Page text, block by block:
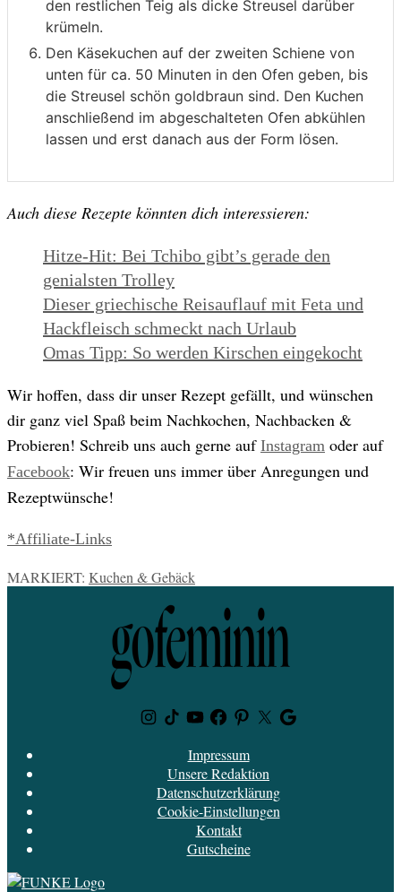
den restlichen Teig als dicke Streusel darüber
krümeln.
Den Käsekuchen auf der zweiten Schiene von
unten für ca. 50 Minuten in den Ofen geben, bis
die Streusel schön goldbraun sind. Den Kuchen
anschließend im abgeschalteten Ofen abkühlen
lassen und erst danach aus der Form lösen.
Auch diese Rezepte könnten dich interessieren:
Hitze-Hit: Bei Tchibo gibt’s gerade den
genialsten Trolley
Dieser griechische Reisauflauf mit Feta und
Hackfleisch schmeckt nach Urlaub
Omas Tipp: So werden Kirschen eingekocht
Wir hoffen, dass dir unser Rezept gefällt, und wünschen
dir ganz viel Spaß beim Nachkochen, Nachbacken &
Probieren! Schreib uns auch gerne auf Instagram oder auf
Facebook: Wir freuen uns immer über Anregungen und
Rezeptwünsche!
*Affiliate-Links
MARKIERT: Kuchen & Gebäck
Instagram
TikTokYoutubeFacebook
PinterestTwitterGoogle
Impressum
Unsere Redaktion
Datenschutzerklärung
Cookie-Einstellungen
Kontakt
Gutscheine